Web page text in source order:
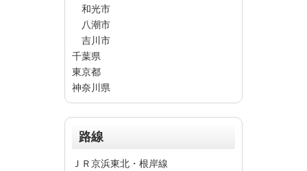
和光市
八潮市
吉川市
千葉県
東京都
神奈川県
路線
ＪＲ京浜東北・根岸線